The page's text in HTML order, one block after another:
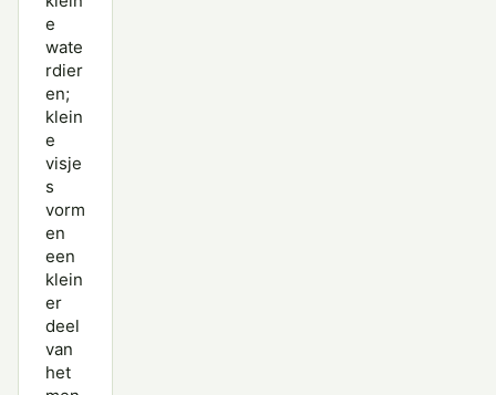
e
wate
rdier
en;
klein
e
visje
s
vorm
en
een
klein
er
deel
van
het